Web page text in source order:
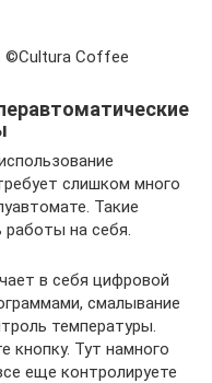
©Cultura Coffee
слишком много
Такие
на себя.
в себя цифровой
смалывание
температуры.
кнопку. Тут намного
еще контролируете